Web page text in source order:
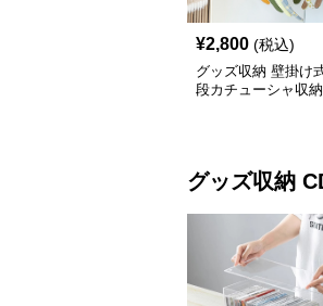
¥2,800 (税込)
グッズ収納 壁掛け
段カチューシャ収
グッズ収納